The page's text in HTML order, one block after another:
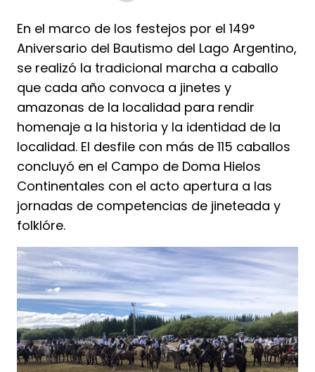
En el marco de los festejos por el 149°
Aniversario del Bautismo del Lago Argentino,
se realizó la tradicional marcha a caballo
que cada año convoca a jinetes y
amazonas de la localidad para rendir
homenaje a la historia y la identidad de la
localidad. El desfile con más de 115 caballos
concluyó en el Campo de Doma Hielos
Continentales con el acto apertura a las
jornadas de competencias de jineteada y
folklóre.